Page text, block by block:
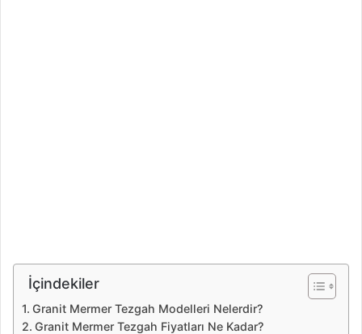
İçindekiler
Granit Mermer Tezgah Modelleri Nelerdir?
Granit Mermer Tezgah Fiyatları Ne Kadar?